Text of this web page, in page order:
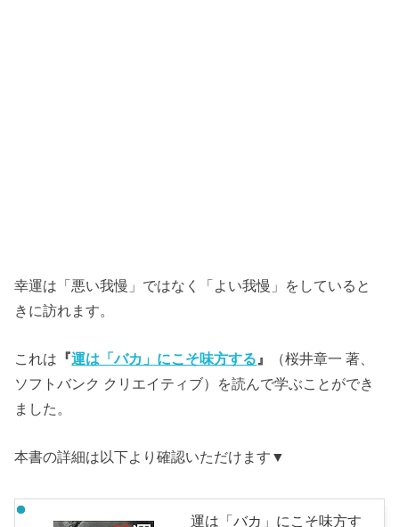
幸運は「悪い我慢」ではなく「よい我慢」をしていると
きに訪れます。
これは 『運は「バカ」にこそ味方する 』
（桜井章一 著、
ソフトバンク クリエイティブ）を読んで学ぶことができ
ました。
本書の詳細は以下より確認いただけます▼
運は「バカ」にこそ味方す